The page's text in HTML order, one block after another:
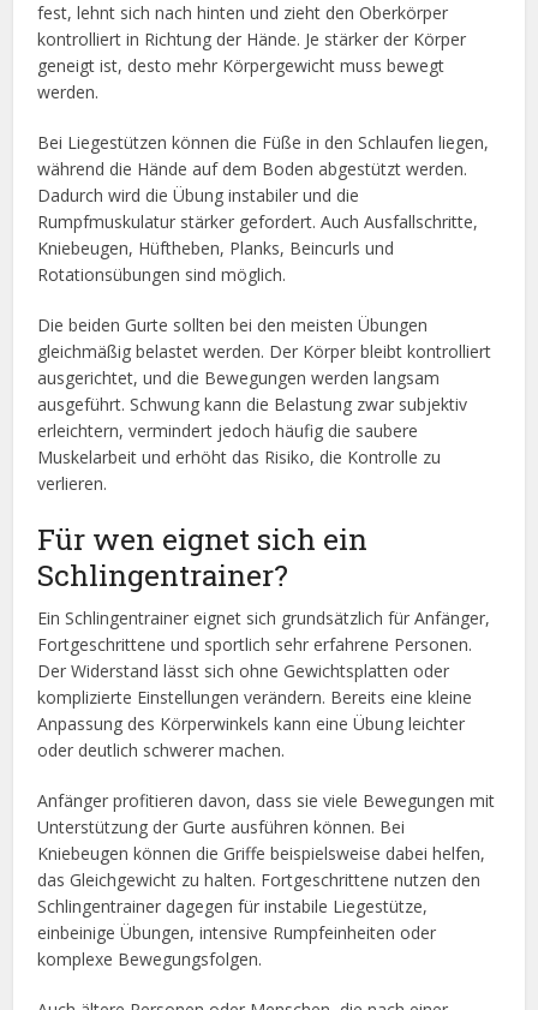
fest, lehnt sich nach hinten und zieht den Oberkörper
kontrolliert in Richtung der Hände. Je stärker der Körper
geneigt ist, desto mehr Körpergewicht muss bewegt
werden.
Bei Liegestützen können die Füße in den Schlaufen liegen,
während die Hände auf dem Boden abgestützt werden.
Dadurch wird die Übung instabiler und die
Rumpfmuskulatur stärker gefordert. Auch Ausfallschritte,
Kniebeugen, Hüftheben, Planks, Beincurls und
Rotationsübungen sind möglich.
Die beiden Gurte sollten bei den meisten Übungen
gleichmäßig belastet werden. Der Körper bleibt kontrolliert
ausgerichtet, und die Bewegungen werden langsam
ausgeführt. Schwung kann die Belastung zwar subjektiv
erleichtern, vermindert jedoch häufig die saubere
Muskelarbeit und erhöht das Risiko, die Kontrolle zu
verlieren.
Für wen eignet sich ein
Schlingentrainer?
Ein Schlingentrainer eignet sich grundsätzlich für Anfänger,
Fortgeschrittene und sportlich sehr erfahrene Personen.
Der Widerstand lässt sich ohne Gewichtsplatten oder
komplizierte Einstellungen verändern. Bereits eine kleine
Anpassung des Körperwinkels kann eine Übung leichter
oder deutlich schwerer machen.
Anfänger profitieren davon, dass sie viele Bewegungen mit
Unterstützung der Gurte ausführen können. Bei
Kniebeugen können die Griffe beispielsweise dabei helfen,
das Gleichgewicht zu halten. Fortgeschrittene nutzen den
Schlingentrainer dagegen für instabile Liegestütze,
einbeinige Übungen, intensive Rumpfeinheiten oder
komplexe Bewegungsfolgen.